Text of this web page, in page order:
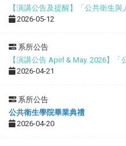
【演講公告及提醒】「公共衛生與
2026-05-12
系所公告
【演講公告 Apirl & May. 2026】「
2026-04-21
系所公告
公共衛生學院畢業典禮
2026-04-20